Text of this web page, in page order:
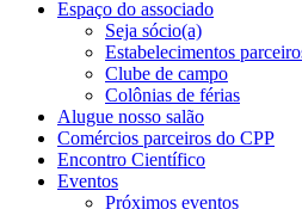
Espaço do associado
Seja sócio(a)
Estabelecimentos
Clube de campo
Colônias de férias
Alugue nosso salão
Comércios parceiros do CPP
Encontro Científico
Eventos
Próximos eventos